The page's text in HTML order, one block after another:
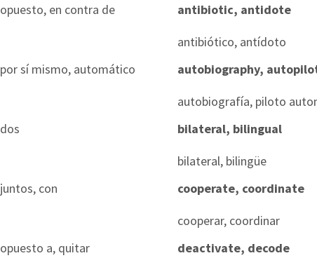
opuesto, en contra de
antibiotic, antidote
antibiótico, antídoto
por sí mismo, automático
autobiography,
autobiografía, piloto
dos
bilateral, bilingual
bilateral, bilingüe
juntos, con
cooperate, coordinate
cooperar, coordinar
opuesto a, quitar
deactivate, decode